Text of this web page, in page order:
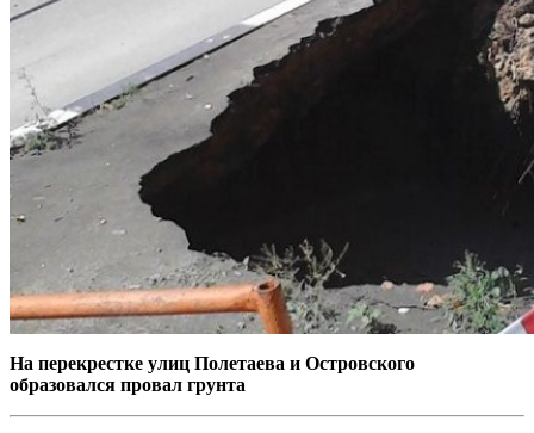
На перекрестке улиц Полетаева и Островского
образовался провал грунта